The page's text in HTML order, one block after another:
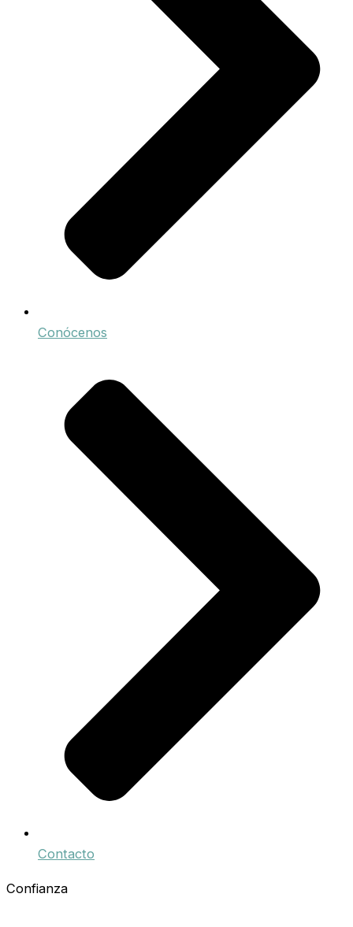
Conócenos
Contacto
Confianza